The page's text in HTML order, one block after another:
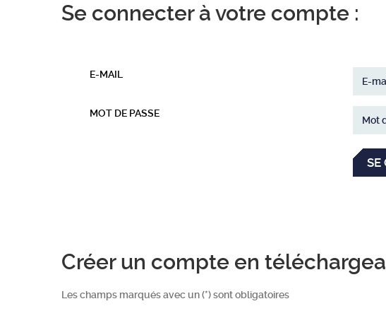
Se connecter à votre compte :
E-MAIL
MOT DE PASSE
SE
Créer un compte en
Les champs marqués avec un (*) sont obligatoires